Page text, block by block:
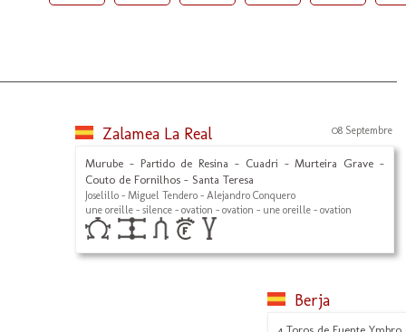
Zalamea La Real 08 Septembre
Murube - Partido de Resina - Cuadri - Murteira Grave -
Couto de Fornilhos - Santa Teresa
Joselillo - Miguel Tendero - Alejandro Conquero
une oreille - silence - ovation - ovation - une oreille - ovation
Berja